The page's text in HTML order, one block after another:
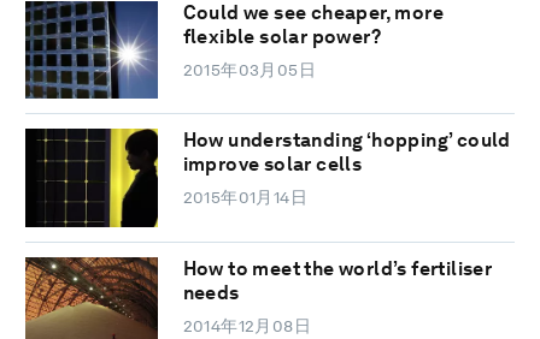
Could we see cheaper, more
flexible solar power?
2015年03月05日
How understanding ‘hopping’ could
improve solar cells
2015年01月14日
How to meet the world’s fertiliser
needs
2014年12月08日